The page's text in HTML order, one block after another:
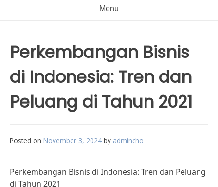
Menu
Perkembangan Bisnis
di Indonesia: Tren dan
Peluang di Tahun 2021
Posted on November 3, 2024 by admincho
Perkembangan Bisnis di Indonesia: Tren dan Peluang
di Tahun 2021